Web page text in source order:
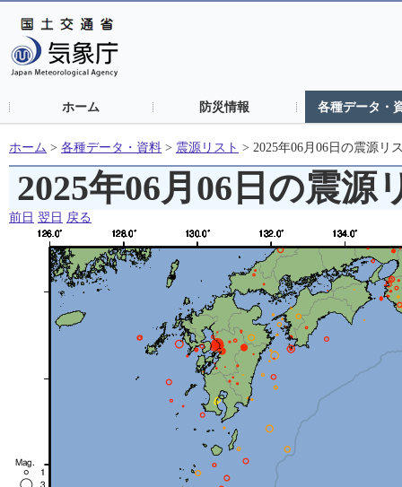
ホーム 防災情報 各種データ・
ホーム > 各種データ・資料 > 震源リスト > 2025年06月06日の震源リ
2025年06月06日の震源
前日 翌日 戻る